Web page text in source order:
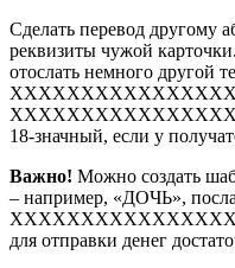
Сделать перевод другому
реквизиты чужой
отослать немного другой
ХХХХХХХХХХХХХХХХ
ХХХХХХХХХХХХХХХХ –
18-значный, если у
Важно! Можно создать
– например, «ДОЧЬ»,
ХХХХХХХХХХХХХХХХ
для отправки денег